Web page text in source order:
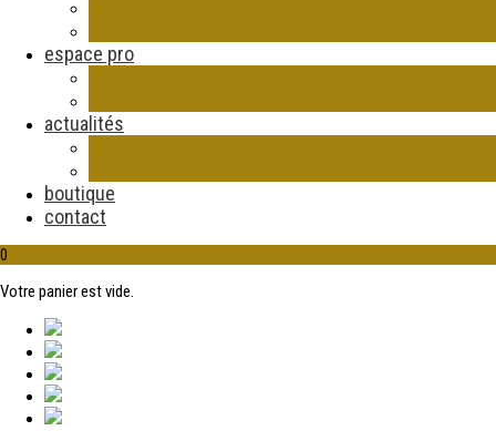
espace pro
actualités
boutique
contact
0
Votre panier est vide.